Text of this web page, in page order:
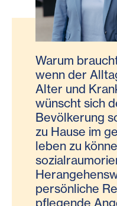
Warum
wenn der
Alter und
wünscht sich
Bevölkerung
zu Hause im
leben zu
persönliche
pflegende